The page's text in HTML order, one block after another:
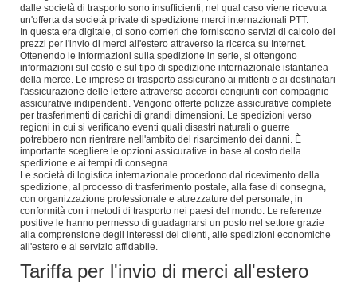
dalle società di trasporto sono insufficienti, nel qual caso viene ricevuta
un'offerta da società private di spedizione merci internazionali PTT.
In questa era digitale, ci sono corrieri che forniscono servizi di calcolo dei
prezzi per l'invio di merci all'estero attraverso la ricerca su Internet.
Ottenendo le informazioni sulla spedizione in serie, si ottengono
informazioni sul costo e sul tipo di spedizione internazionale istantanea
della merce. Le imprese di trasporto assicurano ai mittenti e ai destinatari
l'assicurazione delle lettere attraverso accordi congiunti con compagnie
assicurative indipendenti. Vengono offerte polizze assicurative complete
per trasferimenti di carichi di grandi dimensioni. Le spedizioni verso
regioni in cui si verificano eventi quali disastri naturali o guerre
potrebbero non rientrare nell'ambito del risarcimento dei danni. È
importante scegliere le opzioni assicurative in base al costo della
spedizione e ai tempi di consegna.
Le società di logistica internazionale procedono dal ricevimento della
spedizione, al processo di trasferimento postale, alla fase di consegna,
con organizzazione professionale e attrezzature del personale, in
conformità con i metodi di trasporto nei paesi del mondo. Le referenze
positive le hanno permesso di guadagnarsi un posto nel settore grazie
alla comprensione degli interessi dei clienti, alle spedizioni economiche
all'estero e al servizio affidabile.
Tariffa per l'invio di merci all'estero